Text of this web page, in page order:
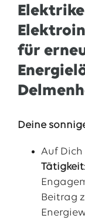
für
Deine
Auf
Tätigkeit
Beitrag